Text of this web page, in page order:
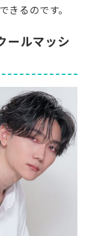
きるのです。
ールマッシ